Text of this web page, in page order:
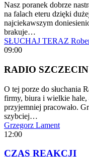
Nasz poranek dobrze
na falach eteru dzięki
najciekawszym
brakuje…
SŁUCHAJ TERAZ
09:00
RADIO
O tej porze do słuchania
firmy, biura i wielkie hale,
przyjemniej pracowało.
szybciej…
Grzegorz Lament
12:00
CZAS REAKCJI